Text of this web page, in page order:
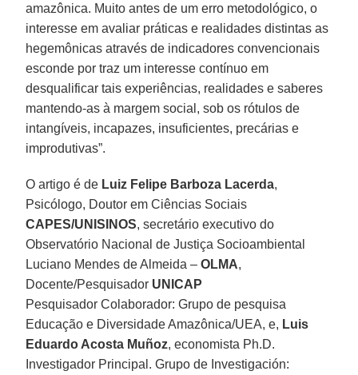
amazônica. Muito antes de um erro metodológico, o
interesse em avaliar práticas e realidades distintas as
hegemônicas através de indicadores convencionais
esconde por traz um interesse contínuo em
desqualificar tais experiências, realidades e saberes
mantendo-as à margem social, sob os rótulos de
intangíveis, incapazes, insuficientes, precárias e
improdutivas”.
O artigo é de Luiz Felipe Barboza Lacerda,
Psicólogo, Doutor em Ciências Sociais
CAPES/UNISINOS, secretário executivo do
Observatório Nacional de Justiça Socioambiental
Luciano Mendes de Almeida –OLMA,
Docente/Pesquisador UNICAP
Pesquisador Colaborador: Grupo de pesquisa
Educação e Diversidade Amazônica/UEA, e, Luis
Eduardo Acosta Muñoz, economista Ph.D.
Investigador Principal. Grupo de Investigación: